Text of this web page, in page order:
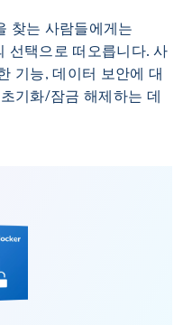
찾는 사람들에게는
선택으로 떠오릅니다. 사
기능, 데이터 보안에 대
기화/잠금 해제하는 데